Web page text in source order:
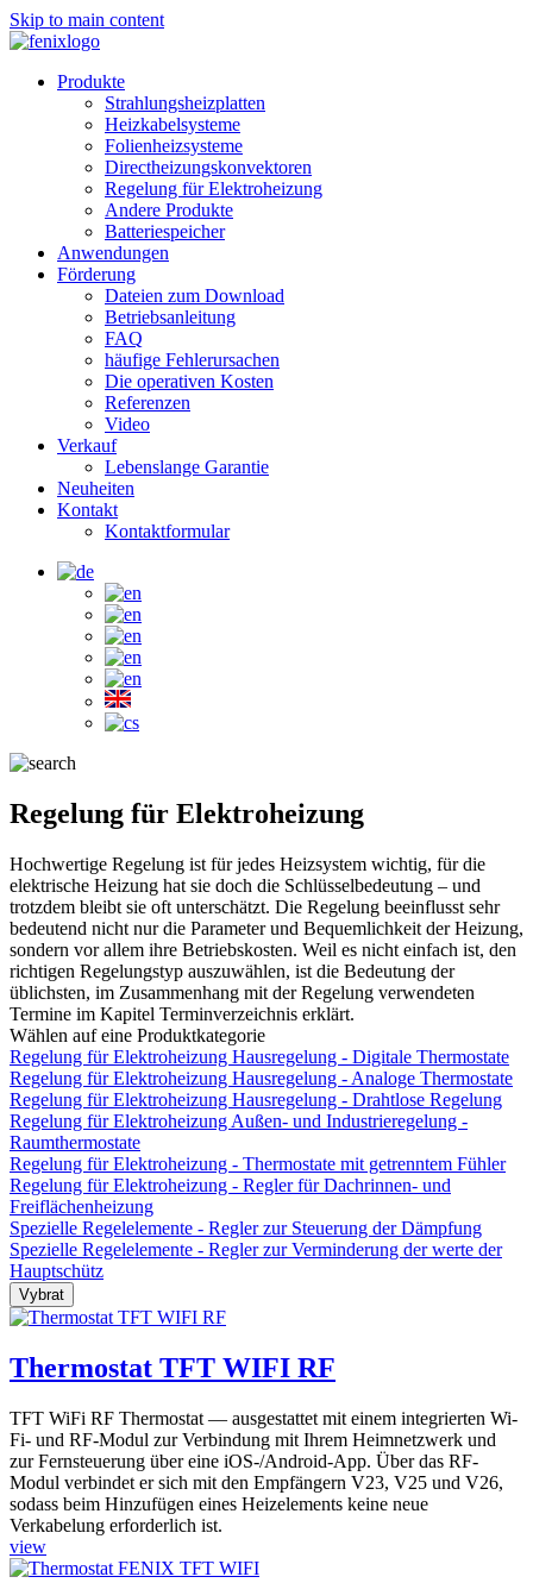
Skip to main content
Produkte
Strahlungsheizplatten
Heizkabelsysteme
Folienheizsysteme
Directheizungskonvektoren
Regelung für Elektroheizung
Andere Produkte
Batteriespeicher
Anwendungen
Förderung
Dateien zum Download
Betriebsanleitung
FAQ
häufige Fehlerursachen
Die operativen Kosten
Referenzen
Video
Verkauf
Lebenslange Garantie
Neuheiten
Kontakt
Kontaktformular
Regelung für Elektroheizung
Hochwertige Regelung ist für jedes Heizsystem wichtig, für die
elektrische Heizung hat sie doch die Schlüsselbedeutung – und
trotzdem bleibt sie oft unterschätzt. Die Regelung beeinflusst sehr
bedeutend nicht nur die Parameter und Bequemlichkeit der Heizung,
sondern vor allem ihre Betriebskosten. Weil es nicht einfach ist, den
richtigen Regelungstyp auszuwählen, ist die Bedeutung der
üblichsten, im Zusammenhang mit der Regelung verwendeten
Termine im Kapitel Terminverzeichnis erklärt.
Wählen auf eine Produktkategorie
Regelung für Elektroheizung Hausregelung - Digitale Thermostate
Regelung für Elektroheizung Hausregelung - Analoge Thermostate
Regelung für Elektroheizung Hausregelung - Drahtlose Regelung
Regelung für Elektroheizung Außen- und Industrieregelung -
Raumthermostate
Regelung für Elektroheizung - Thermostate mit getrenntem Fühler
Regelung für Elektroheizung - Regler für Dachrinnen- und
Freiflächenheizung
Spezielle Regelelemente - Regler zur Steuerung der Dämpfung
Spezielle Regelelemente - Regler zur Verminderung der werte der
Hauptschütz
Thermostat TFT WIFI RF
TFT WiFi RF Thermostat — ausgestattet mit einem integrierten Wi-
Fi- und RF-Modul zur Verbindung mit Ihrem Heimnetzwerk und
zur Fernsteuerung über eine iOS-/Android-App. Über das RF-
Modul verbindet er sich mit den Empfängern V23, V25 und V26,
sodass beim Hinzufügen eines Heizelements keine neue
Verkabelung erforderlich ist.
view